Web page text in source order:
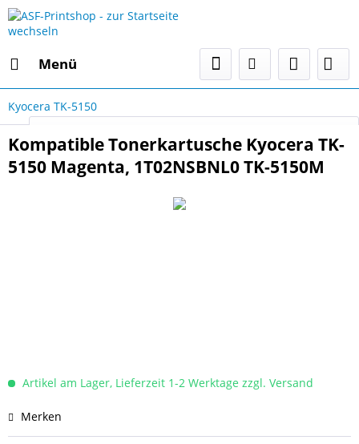
Menü
Select Language
Kyocera TK-5150
Kompatible Tonerkartusche Kyocera TK-
5150 Magenta, 1T02NSBNL0 TK-5150M
Artikel am Lager, Lieferzeit 1-2 Werktage zzgl. Versand
Merken